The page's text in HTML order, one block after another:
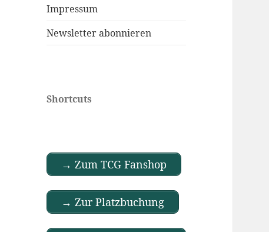
Impressum
Newsletter abonnieren
Shortcuts
→ Zum TCG Fanshop
→ Zur Platzbuchung